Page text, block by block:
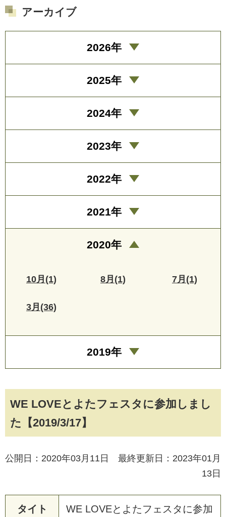
WE LOVEとよたフェスタに参加しまし
た【2019/3/17】
公開日：2020年03月11日 最終更新日：2023年01月
13日
タイト
WE LOVEと よ たフ ェ ス タ に参加
アーカイブ
2026年
2025年
2024年
2023年
2022年
2021年
2020年
10月(1) 8月(1) 7月(1)
3月(36)
2019年